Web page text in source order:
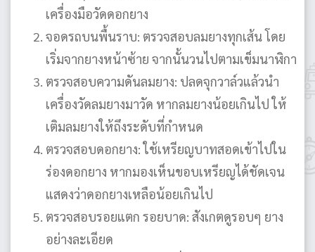
เครื่องมือวัดดอกยาง
จอดรถบนพื้นราบ: ตรวจสอบลมยางทุกเส้น โดย
เริ่มจากยางหน้าซ้าย จากนั้นวนไปตามเข็มนาฬิกา
ตรวจสอบความดันลมยาง: ปลดจุกวาล์วแล้วนำ
เครื่องวัดลมยางมาวัด หากลมยางน้อยเกินไป ให้
เติมลมยางให้ถึงระดับที่กำหนด
ตรวจสอบดอกยาง: ใช้เหรียญบาทสอดเข้าไปใน
ร่องดอกยาง หากมองเห็นขอบเหรียญได้ชัดเจน
แสดงว่าดอกยางเหลือน้อยเกินไป
ตรวจสอบรอยแตก รอยบาด: สังเกตดูรอบๆ ยาง
อย่างละเอียด